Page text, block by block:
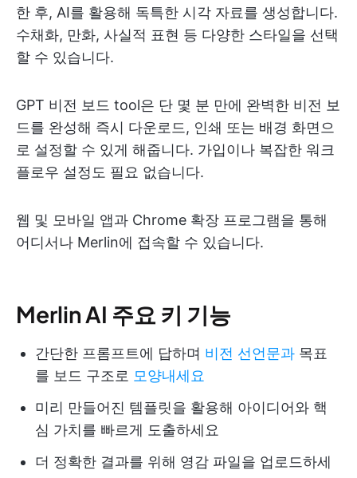
한 후, AI를 활용해 독특한 시각 자료를 생성합니다.
수채화, 만화, 사실적 표현 등 다양한 스타일을 선택
할 수 있습니다.
GPT 비전 보드 tool은 단 몇 분 만에 완벽한 비전 보
드를 완성해 즉시 다운로드, 인쇄 또는 배경 화면으
로 설정할 수 있게 해줍니다. 가입이나 복잡한 워크
플로우 설정도 필요 없습니다.
웹 및 모바일 앱과 Chrome 확장 프로그램을 통해
어디서나 Merlin에 접속할 수 있습니다.
Merlin AI 주요 키 기능
간단한 프롬프트에 답하며 비전 선언문과 목표
를 보드 구조로 모양내세요
미리 만들어진 템플릿을 활용해 아이디어와 핵
심 가치를 빠르게 도출하세요
더 정확한 결과를 위해 영감 파일을 업로드하세